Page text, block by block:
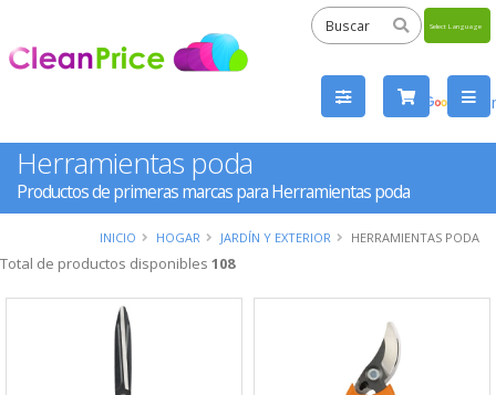
by
Herramientas poda
Productos de primeras marcas para Herramientas poda
INICIO HOGAR JARDÍN Y EXTERIOR HERRAMIENTAS PODA
Total de productos disponibles 108